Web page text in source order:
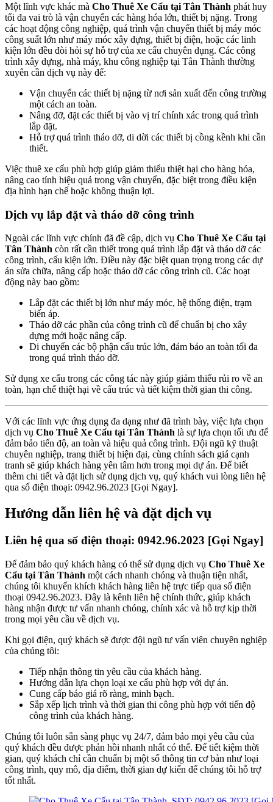
Một lĩnh vực khác mà Cho Thuê Xe Cẩu tại Tân Thành phát huy
tối đa vai trò là vận chuyển các hàng hóa lớn, thiết bị nặng. Trong
các hoạt động công nghiệp, quá trình vận chuyển thiết bị máy móc
công suất lớn như máy móc xây dựng, thiết bị điện, hoặc các linh
kiện lớn đều đòi hỏi sự hỗ trợ của xe cẩu chuyên dụng. Các công
trình xây dựng, nhà máy, khu công nghiệp tại Tân Thành thường
xuyên cần dịch vụ này để:
Vận chuyển các thiết bị nặng từ nơi sản xuất đến công trường
một cách an toàn.
Nâng đỡ, đặt các thiết bị vào vị trí chính xác trong quá trình
lắp đặt.
Hỗ trợ quá trình tháo dỡ, di dời các thiết bị cồng kềnh khi cần
thiết.
Việc thuê xe cẩu phù hợp giúp giảm thiểu thiệt hại cho hàng hóa,
nâng cao tính hiệu quả trong vận chuyển, đặc biệt trong điều kiện
địa hình hạn chế hoặc không thuận lợi.
Dịch vụ lắp đặt và tháo dỡ công trình
Ngoài các lĩnh vực chính đã đề cập, dịch vụ Cho Thuê Xe Cẩu tại
Tân Thành còn rất cần thiết trong quá trình lắp đặt và tháo dỡ các
công trình, cấu kiện lớn. Điều này đặc biệt quan trọng trong các dự
án sửa chữa, nâng cấp hoặc tháo dỡ các công trình cũ. Các hoạt
động này bao gồm:
Lắp đặt các thiết bị lớn như máy móc, hệ thống điện, trạm
biến áp.
Tháo dỡ các phần của công trình cũ để chuẩn bị cho xây
dựng mới hoặc nâng cấp.
Di chuyển các bộ phận cấu trúc lớn, đảm bảo an toàn tối đa
trong quá trình tháo dỡ.
Sử dụng xe cẩu trong các công tác này giúp giảm thiểu rủi ro về an
toàn, hạn chế thiệt hại về cấu trúc và tiết kiệm thời gian thi công.
Với các lĩnh vực ứng dụng đa dạng như đã trình bày, việc lựa chọn
dịch vụ Cho Thuê Xe Cẩu tại Tân Thành là sự lựa chọn tối ưu để
đảm bảo tiến độ, an toàn và hiệu quả công trình. Đội ngũ kỹ thuật
chuyên nghiệp, trang thiết bị hiện đại, cùng chính sách giá cạnh
tranh sẽ giúp khách hàng yên tâm hơn trong mọi dự án. Để biết
thêm chi tiết và đặt lịch sử dụng dịch vụ, quý khách vui lòng liên hệ
qua số điện thoại: 0942.96.2023 [Gọi Ngay].
Hướng dẫn liên hệ và đặt dịch vụ
Liên hệ qua số điện thoại: 0942.96.2023 [Gọi Ngay]
Để đảm bảo quý khách hàng có thể sử dụng dịch vụ Cho Thuê Xe
Cẩu tại Tân Thành một cách nhanh chóng và thuận tiện nhất,
chúng tôi khuyến khích khách hàng liên hệ trực tiếp qua số điện
thoại 0942.96.2023. Đây là kênh liên hệ chính thức, giúp khách
hàng nhận được tư vấn nhanh chóng, chính xác và hỗ trợ kịp thời
trong mọi yêu cầu về dịch vụ.
Khi gọi điện, quý khách sẽ được đội ngũ tư vấn viên chuyên nghiệp
của chúng tôi:
Tiếp nhận thông tin yêu cầu của khách hàng.
Hướng dẫn lựa chọn loại xe cẩu phù hợp với dự án.
Cung cấp báo giá rõ ràng, minh bạch.
Sắp xếp lịch trình và thời gian thi công phù hợp với tiến độ
công trình của khách hàng.
Chúng tôi luôn sẵn sàng phục vụ 24/7, đảm bảo mọi yêu cầu của
quý khách đều được phản hồi nhanh nhất có thể. Để tiết kiệm thời
gian, quý khách chỉ cần chuẩn bị một số thông tin cơ bản như loại
công trình, quy mô, địa điểm, thời gian dự kiến để chúng tôi hỗ trợ
tốt nhất.